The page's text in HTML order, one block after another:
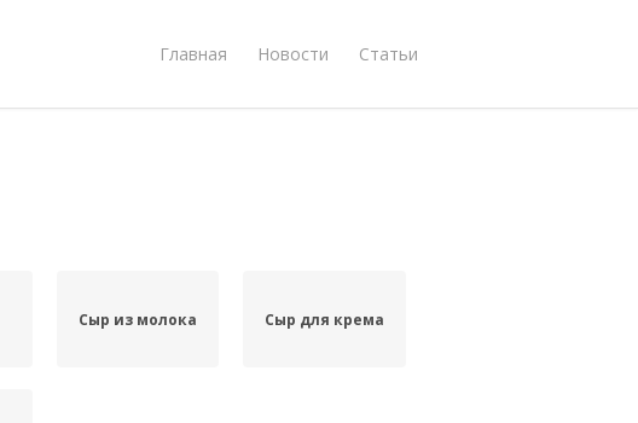
Главная Новости Статьи
Сыр из молока Сыр для крема